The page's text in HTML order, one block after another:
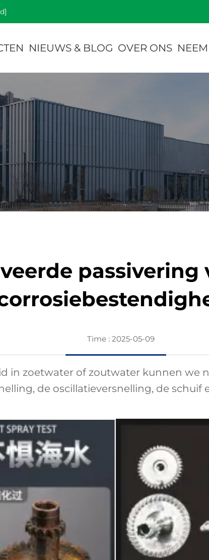
NIEUWS & BLOG OVER ONS
passivering
Time : 2025-05-09
in zoetwater of zoutwater kunnen we
de oscillatieversnelling, de schuif